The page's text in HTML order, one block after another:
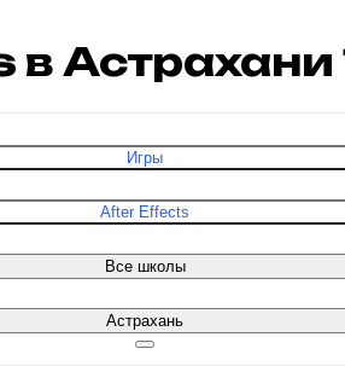
в Астрахани
Игры
After Effects
Все школы
Астрахань